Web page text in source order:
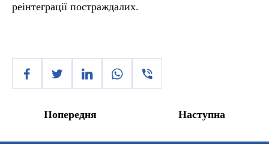
реінтеграції постраждалих.
Попередня Наступна